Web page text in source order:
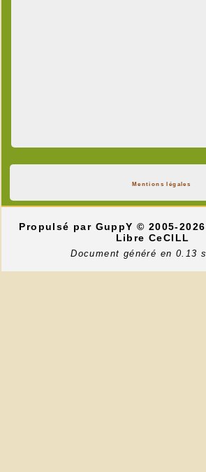
Mentions légales
Propulsé par GuppY© 2005-
Libre CeCILL
Document généré en 0.13